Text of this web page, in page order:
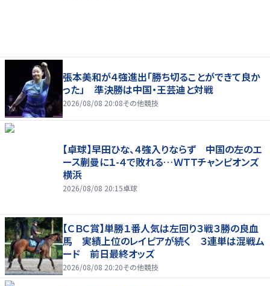
張本美和が４強進出「勝ち切ることができて良か
った」 準決勝は中国・王芸迪と対戦
2026/08/08 20:08その他競技
【卓球】早田ひな、４強入りならず 中国の左のエ
ース蒯曼に１-４で敗れる…ＷＴＴチャンピオンズ
横浜
2026/08/08 20:15卓球
【ＣＢＣ賞】単勝１番人気は左回り３戦３勝の良血
馬 実績上位のレイピアが続く ３連単は混戦ム
ード 前日最終オッズ
2026/08/08 20:20その他競技